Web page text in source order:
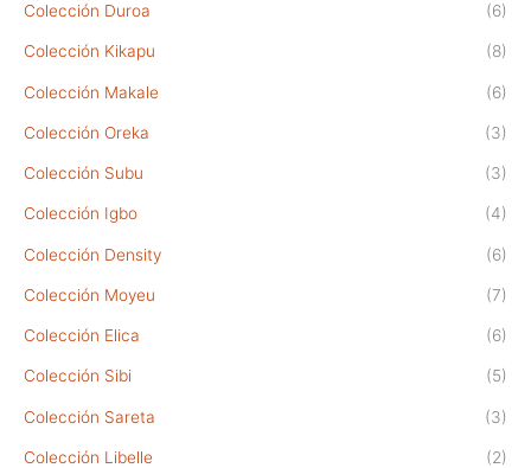
Colección Duroa (6)
Colección Kikapu (8)
Colección Makale (6)
Colección Oreka (3)
Colección Subu (3)
Colección Igbo (4)
Colección Density (6)
Colección Moyeu (7)
Colección Elica (6)
Colección Sibi (5)
Colección Sareta (3)
Colección Libelle (2)